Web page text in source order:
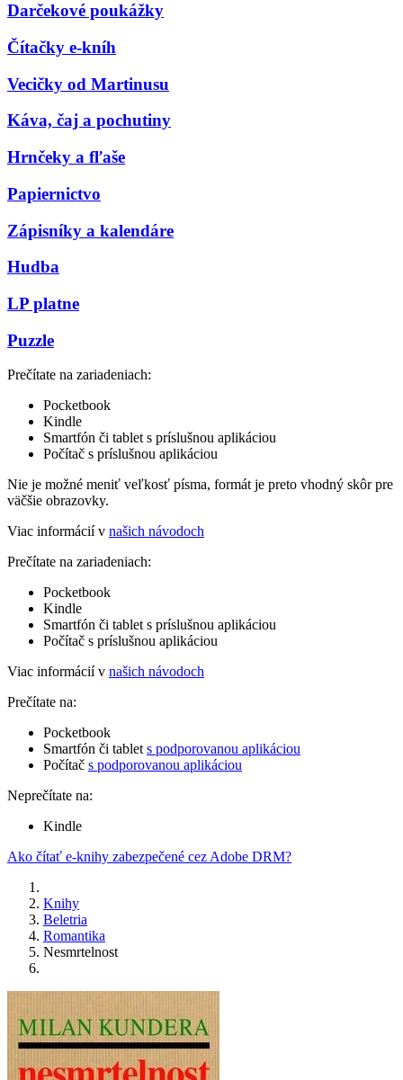
Darčekové poukážky
Čítačky e-kníh
Vecičky od Martinusu
Káva, čaj a pochutiny
Hrnčeky a fľaše
Papiernictvo
Zápisníky a kalendáre
Hudba
LP platne
Puzzle
Prečítate na zariadeniach:
Pocketbook
Kindle
Smartfón či tablet s príslušnou aplikáciou
Počítač s príslušnou aplikáciou
Nie je možné meniť veľkosť písma, formát je preto vhodný skôr pre
väčšie obrazovky.
Viac informácií v našich návodoch
Prečítate na zariadeniach:
Pocketbook
Kindle
Smartfón či tablet s príslušnou aplikáciou
Počítač s príslušnou aplikáciou
Viac informácií v našich návodoch
Prečítate na:
Pocketbook
Smartfón či tablet s podporovanou aplikáciou
Počítač s podporovanou aplikáciou
Neprečítate na:
Kindle
Ako čítať e-knihy zabezpečené cez Adobe DRM?
Knihy
Beletria
Romantika
Nesmrtelnost